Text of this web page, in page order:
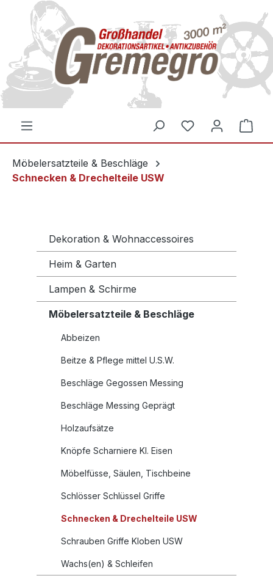
springen
Möbelersatzteile & Beschläge
Schnecken & Drechelteile USW
Dekoration & Wohnaccessoires
Heim & Garten
Lampen & Schirme
Möbelersatzteile & Beschläge
Abbeizen
Beitze & Pflege mittel U.S.W.
Beschläge Gegossen Messing
Beschläge Messing Geprägt
Holzaufsätze
Knöpfe Scharniere Kl. Eisen
Möbelfüsse, Säulen, Tischbeine
Schlösser Schlüssel Griffe
Schnecken & Drechelteile USW
Schrauben Griffe Kloben USW
Wachs(en) & Schleifen